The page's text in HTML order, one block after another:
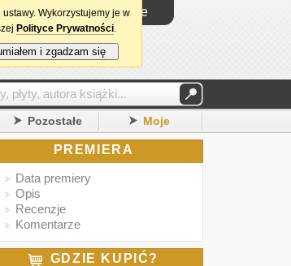
Logowanie
Pozostałe Moje
lękowe, bezsenność i wiele innych
PREMIERA
Data premiery
Opis
Recenzje
Komentarze
GDZIE KUPIĆ?
Wykorzystujemy je w
Polityce Prywatności.
i zgadzam się